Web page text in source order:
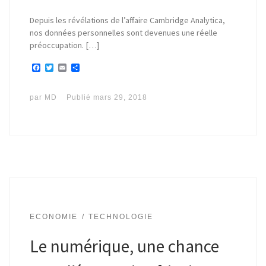
Depuis les révélations de l’affaire Cambridge Analytica,
nos données personnelles sont devenues une réelle
préoccupation. […]
F
a
e
b
T
w
t
t
E
m
i
l
t
a
par MD Publié mars 29, 2018
ECONOMIE TECHNOLOGIE
Le numérique, une chance